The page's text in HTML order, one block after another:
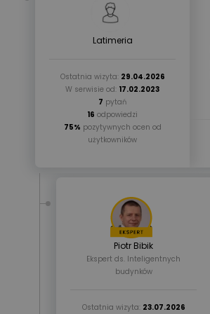
Latimeria
Ostatnia wizyta: 29.04.2026
W serwisie od: 17.02.2023
7 pytań
16 odpowiedzi
75% pozytywnych ocen od
użytkowników
Piotr Bibik
Ekspert ds. Inteligentnych
budynków
Ostatnia wizyta: 23.07.2026